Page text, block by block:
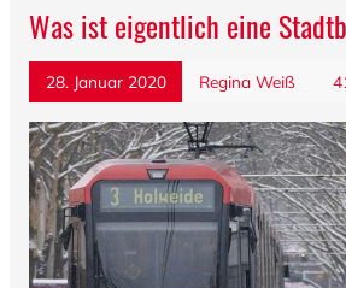
Was ist eigentlich eine
28. Januar 2020 Regina Weiß